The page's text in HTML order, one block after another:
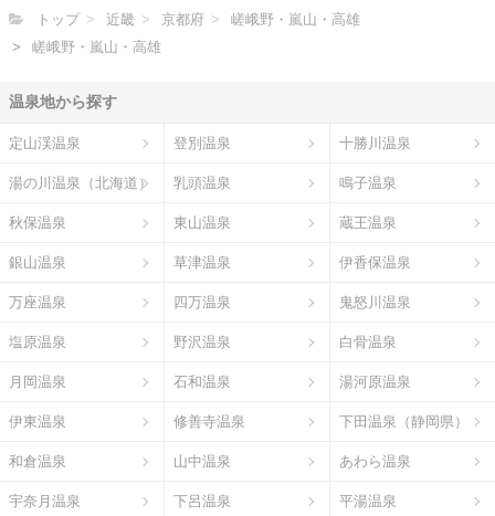
トップ 近畿 京都府
嵯峨野・嵐山・高雄
嵯峨野・嵐山・高雄
温泉地から探す
定山渓温泉 登別温泉 十勝川温泉
湯の川温泉（北海道） 乳頭温泉 鳴子温泉
秋保温泉 東山温泉 蔵王温泉
銀山温泉 草津温泉 伊香保温泉
万座温泉 四万温泉 鬼怒川温泉
塩原温泉 野沢温泉 白骨温泉
月岡温泉 石和温泉 湯河原温泉
伊東温泉 修善寺温泉 下田温泉（静岡県）
和倉温泉 山中温泉 あわら温泉
宇奈月温泉 下呂温泉 平湯温泉